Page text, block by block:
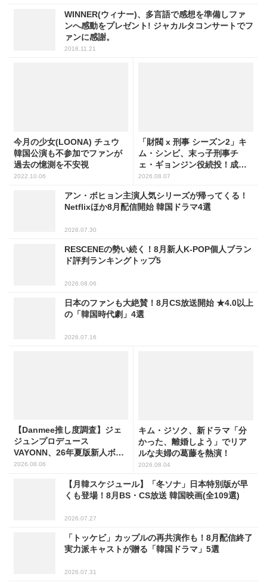
WINNER(ウィナー)、多言語で感想を準備しファ
ンへ感動をプレゼント! ジャカルタコンサートでフ
ァンに感謝。
2018.11.21
今月の少女(LOONA) チュウ
韓国公演も不参加でファンが
過去の憶測を不安視
2022.10.06
「財閥 x 刑事 シーズン2」キ
ム・シンビ、末っ子刑事チ
ェ・ギョンジン役続投！成長
した姿に注目
2026.08.07
アン・ボヒョン主演人気シリーズが帰ってくる！
Netflixほか8月配信開始 韓国ドラマ4選
2026.07.30
RESCENEの勢い続く！8月新人K-POP個人ブラン
ド評判ランキングトップ5
2026.08.06
日本のファンも大絶賛！8月CS放送開始 ★4.0以上
の「韓国時代劇」4選
2026.07.16
【Danmee推し度調査】ジェ
ジュンプロデュース
VAYONN、26年夏版新人ボー
イズグループ人気No.1に
2026.08.06
キム・ジソク、新ドラマ「分
かった、離婚しよう」でリア
ルな夫婦の葛藤を熱演！
2026.08.04
【月韓スケジュール】「冬ソナ」日本特別版が早
くも登場！8月BS・CS放送 韓国映画(全109選)
2026.07.27
「トッケビ」カップルの再共演作も！8月配信終了
実力派キャストが贈る「韓国ドラマ」5選
2026.07.31